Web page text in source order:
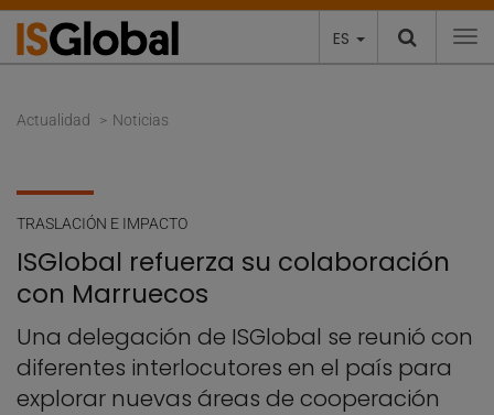
ES
Actualidad Noticias
TRASLACIÓN E IMPACTO
ISGlobal refuerza su colaboración
con Marruecos
Una delegación de ISGlobal se reunió con
diferentes interlocutores en el país para
explorar nuevas áreas de cooperación